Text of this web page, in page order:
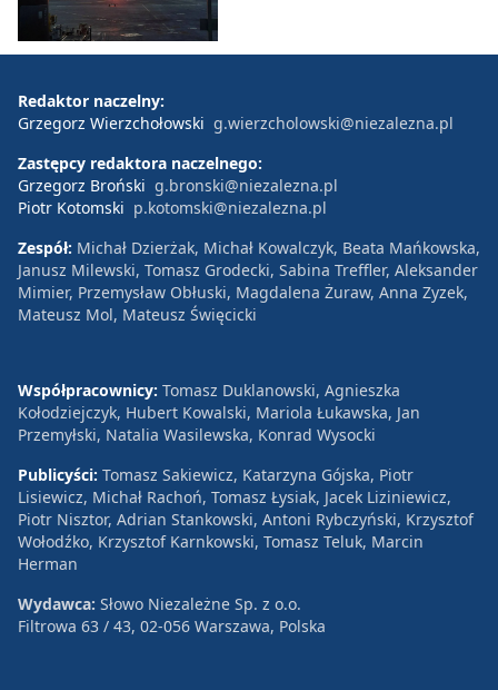
Redaktor naczelny:
Grzegorz Wierzchołowski g.wierzcholowski@niezalezna.pl
Zastępcy redaktora naczelnego:
Grzegorz Broński g.bronski@niezalezna.pl
Piotr Kotomski p.kotomski@niezalezna.pl
Zespół: Michał Dzierżak, Michał Kowalczyk, Beata Mańkowska,
Janusz Milewski, Tomasz Grodecki, Sabina Treffler, Aleksander
Mimier, Przemysław Obłuski, Magdalena Żuraw, Anna Zyzek,
Mateusz Mol, Mateusz Święcicki
Współpracownicy: Tomasz Duklanowski, Agnieszka
Kołodziejczyk, Hubert Kowalski, Mariola Łukawska, Jan
Przemyłski, Natalia Wasilewska, Konrad Wysocki
Publicyści: Tomasz Sakiewicz, Katarzyna Gójska, Piotr
Lisiewicz, Michał Rachoń, Tomasz Łysiak, Jacek Liziniewicz,
Piotr Nisztor, Adrian Stankowski, Antoni Rybczyński, Krzysztof
Wołodźko, Krzysztof Karnkowski, Tomasz Teluk, Marcin
Herman
Wydawca: Słowo Niezależne Sp. z o.o.
Filtrowa 63 / 43, 02-056 Warszawa, Polska